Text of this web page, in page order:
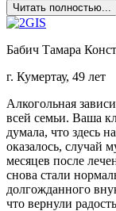
Читать полностью...
Бабич Тамара
г. Кумертау, 49 лет
Алкогольная
всей семьи. Ваша
думала, что здесь
оказалось, случай
месяцев после
снова стали
долгожданного
что вернули